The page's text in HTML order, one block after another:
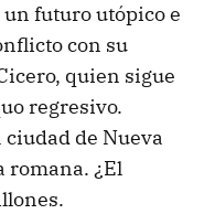
futuro utópico e
con su
quien sigue
regresivo.
de Nueva
romana. ¿El